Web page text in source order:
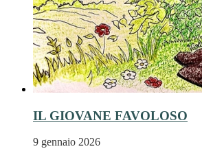
IL GIOVANE FAVOLOSO
9 gennaio 2026